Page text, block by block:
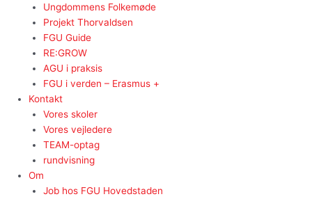
Ungdommens Folkemøde
Projekt Thorvaldsen
FGU Guide
RE:GROW
AGU i praksis
FGU i verden – Erasmus +
Kontakt
Vores skoler
Vores vejledere
TEAM-optag
rundvisning
Om
Job hos FGU Hovedstaden